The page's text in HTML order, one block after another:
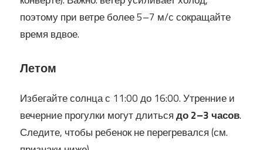
поэтому при ветре более 5–7 м/с сокращайте
время вдвое.
Летом
Избегайте солнца с 11:00 до 16:00. Утренние и
вечерние прогулки могут длитьсядо 2–3 часов.
Следите, чтобы ребенок не перегревался (см.